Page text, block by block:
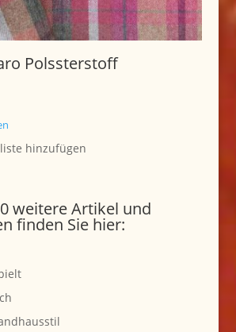
Polssterstoff
weitere Artikel und
finden Sie hier: